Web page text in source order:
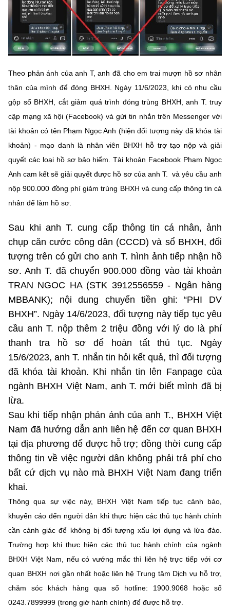
Năng lượng nguyên tử
Tin tổng hợp
Tin địa phương
Chuyển đổi số
Bưu chính, Viễn thông
Tiêu chuẩn, đo lường, chất lượng
Năng lượng nguyên tử
Khác
Videos
Infographic
Ảnh
Nhiệm vụ trọng tâm
Vietnamese English
MINISTRY OF SCIENCE AND TECHNOLOGY
Điều khoản sử dụng Theo dõi MST: Góp ý
Cơ quan chủ quản: Bộ Khoa học và Công nghệ (MST)
Chịu trách nhiệm nội dung: Nguyễn Thị Hải Hằng
Giám đốc Trung tâm Truyền thông Khoa học và Công nghệ.
Liên hệ
Địa chỉ: Ban Biên tập Cổng TTĐT - 18 Nguyễn Du, TP. Hà Nội
Điện thoại: 024 3936 9506
Email:stc@mst.gov.vn
©2026 Bản quyền thuộc Bộ Khoa Học và Công Nghệ
(Ghi rõ nguồn "https://mst.gov.vn" khi phát hành lại thông tin từ
Theo phản ánh của anh T, anh đã cho em trai mượn hồ sơ nhân
thân của mình để đóng BHXH. Ngày 11/6/2023, khi có nhu cầu
gộp sổ BHXH, cắt giảm quá trình đóng trùng BHXH, anh T. truy
cập mạng xã hội (Facebook) và gửi tin nhắn trên Messenger với
tài khoản có tên Phạm Ngọc Anh (hiện đối tượng này đã khóa tài
khoản) - mạo danh là nhân viên BHXH hỗ trợ tạo nộp và giải
quyết các loại hồ sơ bảo hiểm. Tài khoản Facebook Phạm Ngọc
Anh cam kết sẽ giải quyết được hồ sơ của anh T. và yêu cầu anh
nộp 900.000 đồng phí giảm trùng BHXH và cung cấp thông tin cá
nhân để làm hồ sơ.
Sau khi anh T. cung cấp thông tin cá nhân, ảnh
chụp căn cước công dân (CCCD) và sổ BHXH, đối
tượng trên có gửi cho anh T. hình ảnh tiếp nhận hồ
sơ. Anh T. đã chuyển 900.000 đồng vào tài khoản
TRAN NGOC HA (STK 3912556559 - Ngân hàng
MBBANK); nội dung chuyển tiền ghi: “PHI DV
BHXH”. Ngày 14/6/2023, đối tượng này tiếp tục yêu
cầu anh T. nộp thêm 2 triệu đồng với lý do là phí
thanh tra hồ sơ để hoàn tất thủ tục. Ngày
15/6/2023, anh T. nhắn tin hỏi kết quả, thì đối tượng
đã khóa tài khoản. Khi nhắn tin lên Fanpage của
ngành BHXH Việt Nam, anh T. mới biết mình đã bị
lừa.
Sau khi tiếp nhận phản ánh của anh T., BHXH Việt
Nam đã hướng dẫn anh liên hệ đến cơ quan BHXH
tại địa phương để được hỗ trợ; đồng thời cung cấp
thông tin về việc người dân không phải trả phí cho
bất cứ dịch vụ nào mà BHXH Việt Nam đang triển
khai.
Thông qua sự việc này, BHXH Việt Nam tiếp tục cảnh báo,
khuyến cáo đến người dân khi thực hiện các thủ tục hành chính
cần cảnh giác để không bị đối tượng xấu lợi dụng và lừa đảo.
Trường hợp khi thực hiện các thủ tục hành chính của ngành
BHXH Việt Nam, nếu có vướng mắc thì liên hệ trực tiếp với cơ
quan BHXH nơi gần nhất hoặc liên hệ Trung tâm Dịch vụ hỗ trợ,
chăm sóc khách hàng qua số hotline: 1900.9068 hoặc số
0243.7899999 (trong giờ hành chính) để được hỗ trợ.